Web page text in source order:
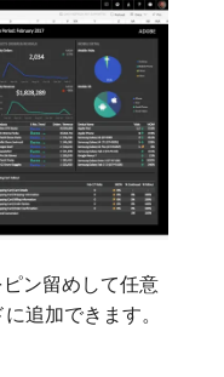
ン留めして任意
追加できます。